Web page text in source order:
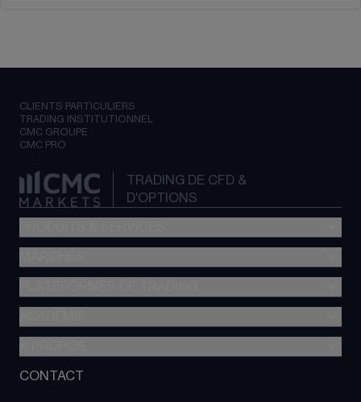
CLIENTS PARTICULIERS
TRADING INSTITUTIONNEL
CMC GROUPE
CMC PRO
TRADING DE CFD &
D'OPTIONS
Trading d’options
Comparez des comptes
Coûts
Alpha
Actions
Matières Premières
Glossaire
À propos de CMC Markets
CONTACT